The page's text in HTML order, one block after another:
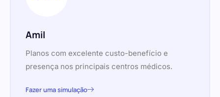
Amil
Planos com excelente custo-benefício e
presença nos principais centros médicos.
Fazer uma simulação